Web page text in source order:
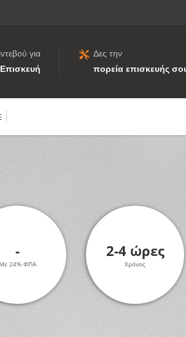
για
Δες την
πορεία επισκευής
-
Με 24% ΦΠΑ
2-4 ώρες
Χρόνος